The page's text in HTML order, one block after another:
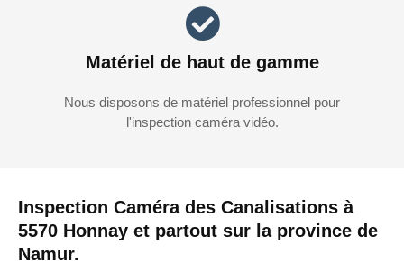
Inspection Caméra des Canalisations à
5570 Honnay et partout sur la province de
Namur.
Matériel de haut de gamme
Nous disposons de matériel professionnel pour
l'inspection caméra vidéo.